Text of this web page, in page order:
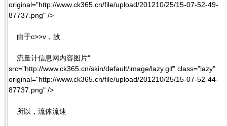
original="http://www.ck365.cn/file/upload/201210/25/15-07-52-49-
87737.png" />
由于c>>v，故
流量计信息网内容图片"
src="http://www.ck365.cn/skin/default/image/lazy.gif" class="lazy"
original="http://www.ck365.cn/file/upload/201210/25/15-07-52-44-
87737.png" />
所以，流体流速